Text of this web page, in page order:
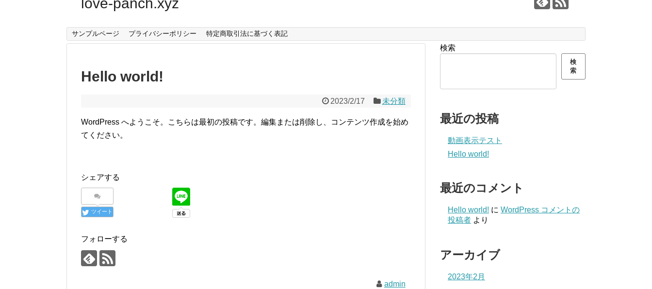
サンプルページ プライバシーポリシー 特定商取引法に基づく表記
Hello world!
2023/2/17 未分類
WordPress へようこそ。こちらは最初の投稿です。編集または削除し、コンテンツ作成を始め
てください。
シェアする
ツイート
フォローする
admin
検索
検
索
最近の投稿
動画表示テスト
Hello world!
最近のコメント
Hello world! に WordPress コメントの
投稿者 より
アーカイブ
2023年2月